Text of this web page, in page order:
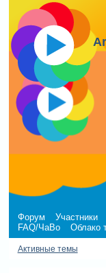
Форум Участники
FAQ/ЧаВо
Облако
Активные темы